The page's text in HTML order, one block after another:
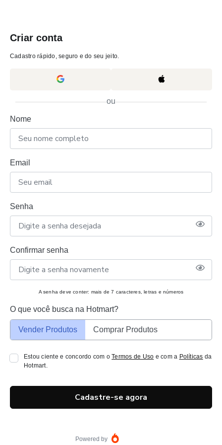
Criar conta
Cadastro rápido, seguro e do seu jeito.
ou
Nome
Email
Senha
Confirmar senha
A senha deve conter: mais de 7 caracteres, letras e números
O que você busca na Hotmart?
Vender Produtos Comprar Produtos
Estou ciente e concordo com oTermos de Uso e com a Políticas da
Hotmart.
Cadastre-se agora
Powered by